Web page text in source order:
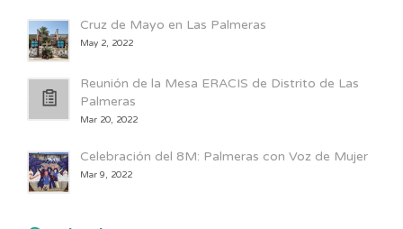
Cruz de Mayo en Las Palmeras
May 2, 2022
Reunión de la Mesa ERACIS de Distrito de Las
Palmeras
Mar 20, 2022
Celebración del 8M: Palmeras con Voz de Mujer
Mar 9, 2022